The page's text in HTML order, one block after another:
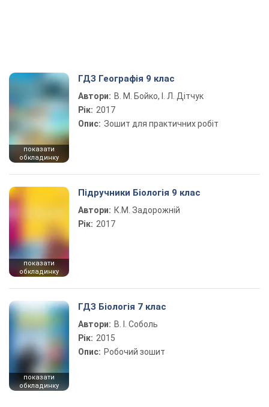
показати
обкладинку
ГДЗ Географія 9 клас
Автори: В. М. Бойко, І. Л. Дітчук
Рік: 2017
Опис: Зошит для практичних робіт
показати
обкладинку
Підручники Біологія 9 клас
Автори: К.М. Задорожній
Рік: 2017
показати
обкладинку
ГДЗ Біологія 7 клас
Автори: В. І. Соболь
Рік: 2015
Опис: Робочий зошит